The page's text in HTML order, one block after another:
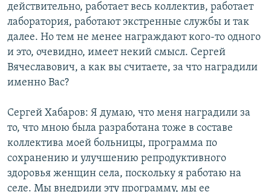
действительно, работает весь коллектив, работает
лаборатория, работают экстренные службы и так
далее. Но тем не менее награждают кого-то одного
и это, очевидно, имеет некий смысл. Сергей
Вячеславович, а как вы считаете, за что наградили
именно Вас?
Сергей Хабаров: Я думаю, что меня наградили за
то, что мною была разработана тоже в составе
коллектива моей больницы, программа по
сохранению и улучшению репродуктивного
здоровья женщин села, поскольку я работаю на
селе. Мы внедрили эту программу, мы ее